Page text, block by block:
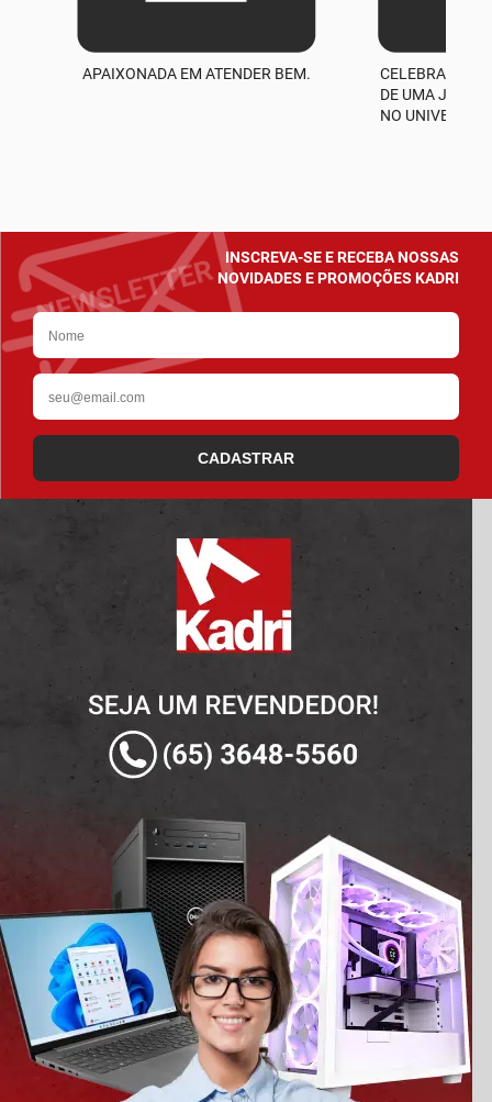
APAIXONADA EM ATENDER BEM.
CELEBRAMOS
DE UMA
NO UNIVERSO
INSCREVA-SE E RECEBA NOSSAS
NOVIDADES E PROMOÇÕES KADRI
CADASTRAR